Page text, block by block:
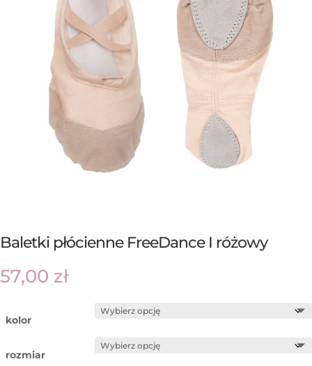
Baletki płócienne FreeDance I różowy
57,00 zł
kolor
rozmiar